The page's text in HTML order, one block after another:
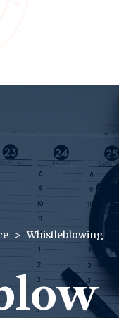
> Whistleblowing